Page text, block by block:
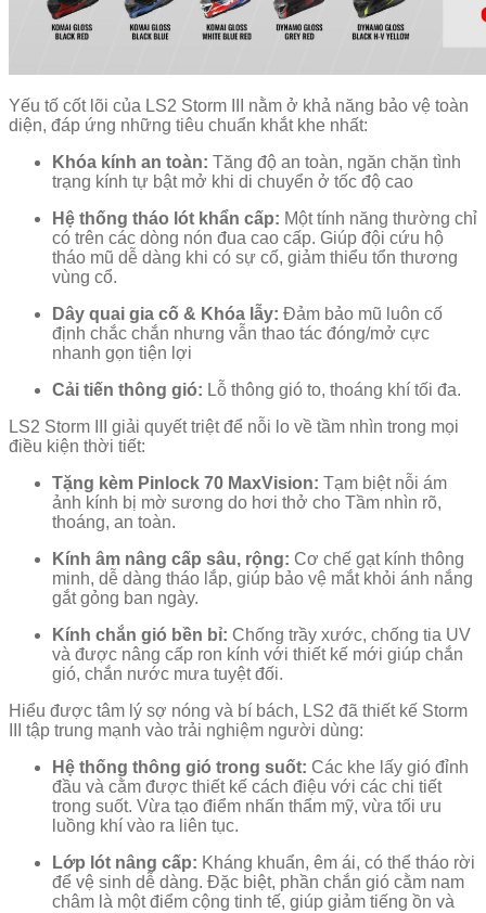
Yếu tố cốt lõi của LS2 Storm III nằm ở khả năng bảo vệ toàn
diện, đáp ứng những tiêu chuẩn khắt khe nhất:
Khóa kính an toàn: Tăng độ an toàn, ngăn chặn tình
trạng kính tự bật mở khi di chuyển ở tốc độ cao
Hệ thống tháo lót khẩn cấp: Một tính năng thường chỉ
có trên các dòng nón đua cao cấp. Giúp đội cứu hộ
tháo mũ dễ dàng khi có sự cố, giảm thiểu tổn thương
vùng cổ.
Dây quai gia cố & Khóa lẫy: Đảm bảo mũ luôn cố
định chắc chắn nhưng vẫn thao tác đóng/mở cực
nhanh gọn tiện lợi
Cải tiến thông gió: Lỗ thông gió to, thoáng khí tối đa.
LS2 Storm III giải quyết triệt để nỗi lo về tầm nhìn trong mọi
điều kiện thời tiết:
Tặng kèm Pinlock 70 MaxVision: Tạm biệt nỗi ám
ảnh kính bị mờ sương do hơi thở cho Tầm nhìn rõ,
thoáng, an toàn.
Kính âm nâng cấp sâu, rộng: Cơ chế gạt kính thông
minh, dễ dàng tháo lắp, giúp bảo vệ mắt khỏi ánh nắng
gắt gỏng ban ngày.
Kính chắn gió bền bỉ: Chống trầy xước, chống tia UV
và được nâng cấp ron kính với thiết kế mới giúp chắn
gió, chắn nước mưa tuyệt đối.
Hiểu được tâm lý sợ nóng và bí bách, LS2 đã thiết kế Storm
III tập trung mạnh vào trải nghiệm người dùng:
Hệ thống thông gió trong suốt: Các khe lấy gió đỉnh
đầu và cằm được thiết kế cách điệu với các chi tiết
trong suốt. Vừa tạo điểm nhấn thẩm mỹ, vừa tối ưu
luồng khí vào ra liên tục.
Lớp lót nâng cấp: Kháng khuẩn, êm ái, có thể tháo rời
để vệ sinh dễ dàng. Đặc biệt, phần chắn gió cằm nam
châm là một điểm cộng tinh tế, giúp giảm tiếng ồn và